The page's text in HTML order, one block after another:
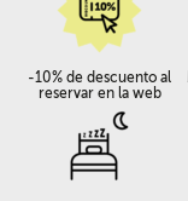
-10% de descuento al
reservar en la web